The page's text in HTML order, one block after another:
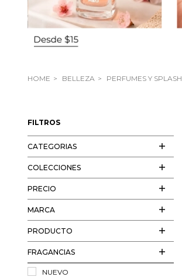
HOME BELLEZA PERFUMES Y SPLASH
FILTROS
CATEGORIAS
COLECCIONES
PRECIO
MARCA
PRODUCTO
FRAGANCIAS
NUEVO